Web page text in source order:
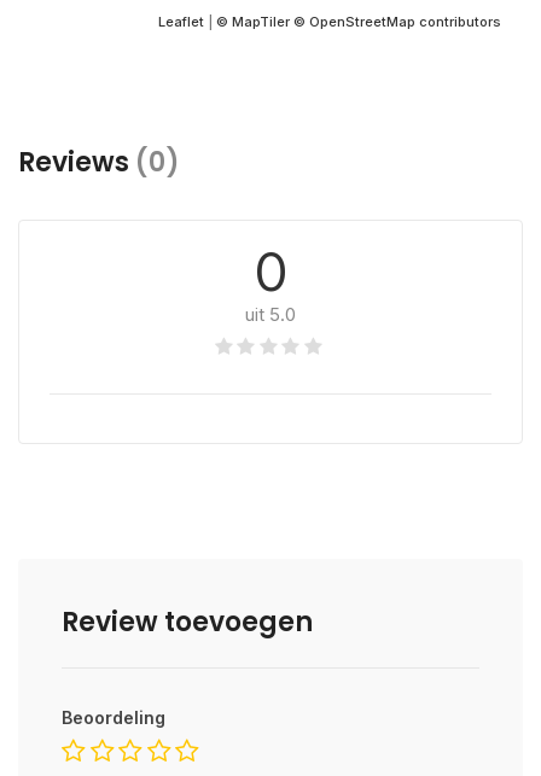
Leaflet © MapTiler © OpenStreetMap contributors
Reviews (0)
0
uit 5.0
Review toevoegen
Beoordeling